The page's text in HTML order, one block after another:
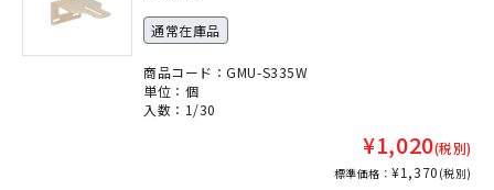
通常在庫品
商品コード：GMU-S335W
単位：個
入数：1/30
¥1,020(税別)
標準価格：¥1,370 (税別)